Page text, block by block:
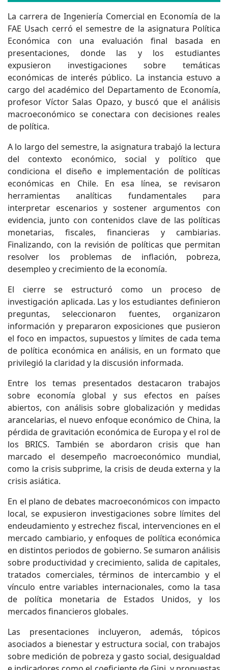
La carrera de Ingeniería Comercial en Economía de la
FAE Usach cerró el semestre de la asignatura Política
Económica con una evaluación final basada en
presentaciones, donde las y los estudiantes
expusieron investigaciones sobre temáticas
económicas de interés público. La instancia estuvo a
cargo del académico del Departamento de Economía,
profesor Víctor Salas Opazo, y buscó que el análisis
macroeconómico se conectara con decisiones reales
de política.
A lo largo del semestre, la asignatura trabajó la lectura
del contexto económico, social y político que
condiciona el diseño e implementación de políticas
económicas en Chile. En esa línea, se revisaron
herramientas analíticas fundamentales para
interpretar escenarios y sostener argumentos con
evidencia, junto con contenidos clave de las políticas
monetarias, fiscales, financieras y cambiarias.
Finalizando, con la revisión de políticas que permitan
resolver los problemas de inflación, pobreza,
desempleo y crecimiento de la economía.
El cierre se estructuró como un proceso de
investigación aplicada. Las y los estudiantes definieron
preguntas, seleccionaron fuentes, organizaron
información y prepararon exposiciones que pusieron
el foco en impactos, supuestos y límites de cada tema
de política económica en análisis, en un formato que
privilegió la claridad y la discusión informada.
Entre los temas presentados destacaron trabajos
sobre economía global y sus efectos en países
abiertos, con análisis sobre globalización y medidas
arancelarias, el nuevo enfoque económico de China, la
pérdida de gravitación económica de Europa y el rol de
los BRICS. También se abordaron crisis que han
marcado el desempeño macroeconómico mundial,
como la crisis subprime, la crisis de deuda externa y la
crisis asiática.
En el plano de debates macroeconómicos con impacto
local, se expusieron investigaciones sobre límites del
endeudamiento y estrechez fiscal, intervenciones en el
mercado cambiario, y enfoques de política económica
en distintos periodos de gobierno. Se sumaron análisis
sobre productividad y crecimiento, salida de capitales,
tratados comerciales, términos de intercambio y el
vínculo entre variables internacionales, como la tasa
de política monetaria de Estados Unidos, y los
mercados financieros globales.
Las presentaciones incluyeron, además, tópicos
asociados a bienestar y estructura social, con trabajos
sobre medición de pobreza y gasto social, desigualdad